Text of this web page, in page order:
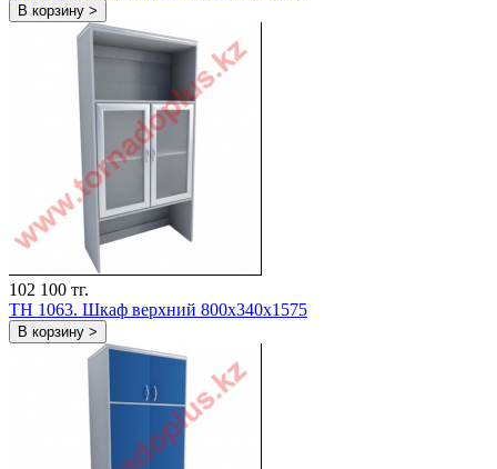
В корзину >
102 100 тг.
TH 1063. Шкаф верхний 800х340х1575
В корзину >